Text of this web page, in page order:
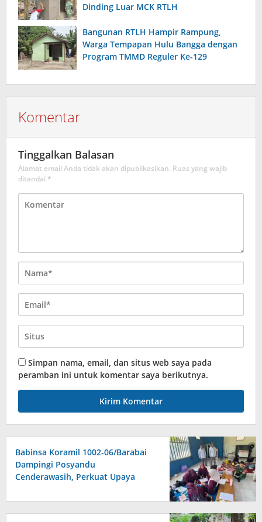
Dinding Luar MCK RTLH
Bangunan RTLH Hampir Rampung,
Warga Tempapan Hulu Bangga dengan
Program TMMD Reguler Ke-129
Komentar
Tinggalkan Balasan
Alamat email Anda tidak akan dipublikasikan. Ruas yang wajib
ditandai *
Simpan nama, email, dan situs web saya pada
peramban ini untuk komentar saya berikutnya.
Babinsa Koramil 1002-06/Barabai
Dampingi Posyandu
Cenderawasih, Perkuat Upaya